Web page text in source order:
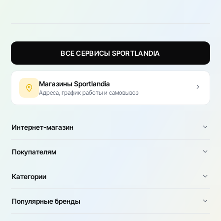
ВСЕ СЕРВИСЫ SPORTLANDIA
Магазины Sportlandia
Адреса, график работы и самовывоз
Интернет-магазин
Покупателям
Категории
Популярные бренды